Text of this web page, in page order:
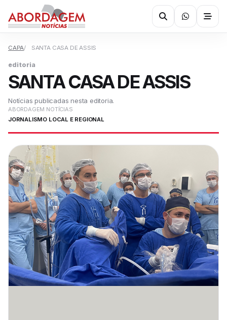
CAPA SANTA CASA DE ASSIS
editoria
SANTA CASA DE ASSIS
Notícias publicadas nesta editoria.
ABORDAGEM NOTÍCIAS
JORNALISMO LOCAL E REGIONAL